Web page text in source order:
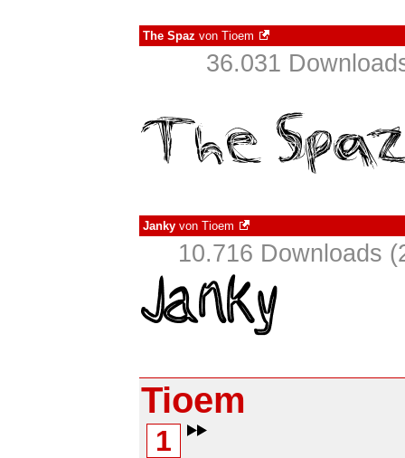
The Spaz von Tioem
36.031
Janky von Tioem
10.716 Downloads
Tioem
1